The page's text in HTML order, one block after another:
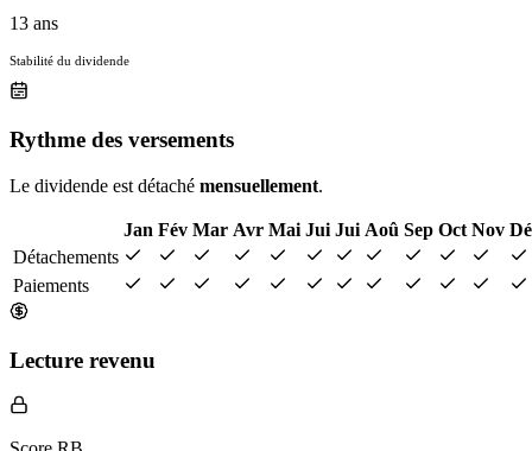
13 ans
Stabilité du dividende
Rythme des versements
Le dividende est détaché mensuellement.
Jan Fév Mar Avr Mai Jui Jui Aoû Sep Oct Nov
Détachements
Paiements
Lecture revenu